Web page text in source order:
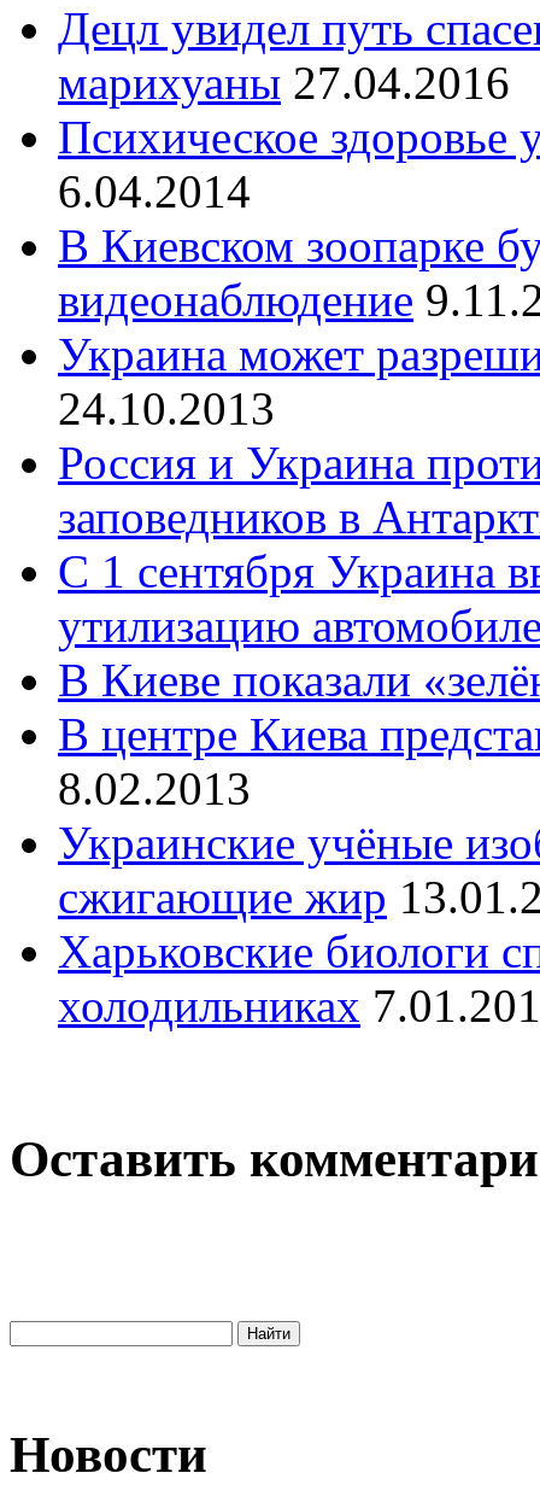
Децл увидел путь
марихуаны 27.04.2016
Психическое здоровье
6.04.2014
В Киевском зоопарке
видеонаблюдение
Украина может
24.10.2013
Россия и Украина
заповедников в
С 1 сентября Украина
утилизацию
В Киеве показали
В центре Киева
8.02.2013
Украинские учёные
сжигающие жир
Харьковские биологи
холодильниках
Оставить
Новости